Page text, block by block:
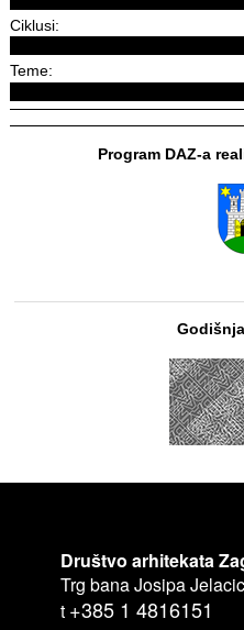
Ciklusi:
Teme:
Program DAZ-a
Društvo arhitekata
Trg bana Josipa
t +385 1 4816151